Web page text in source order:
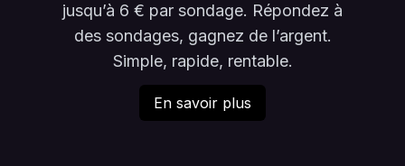
jusqu’à 6 € par sondage. Répondez à
des sondages, gagnez de l’argent.
Simple, rapide, rentable.
En savoir plus